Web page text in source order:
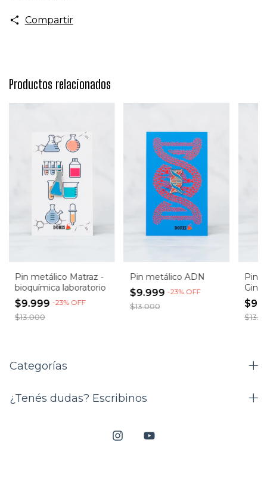
Compartir
Productos relacionados
Pin metálico Matraz -
bioquímica laboratorio
$9.999 -23% OFF
$13.000
Pin metálico ADN
$9.999 -23% OFF
$13.000
Pin
Categorías
¿Tenés dudas? Escribinos